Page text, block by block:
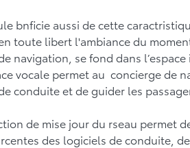
bnficie aussi de cette
toute libert l'ambiance du
navigation, se fond dans
vocale permet au concierge de
conduite et de guider les
de mise jour du rseau permet
des logiciels de conduite,